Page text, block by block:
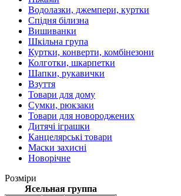
Водолазки, джемпери, куртки
Спідня білизна
Вишиванки
Шкільна група
Куртки, конверти, комбінезони
Колготки, шкарпетки
Шапки, рукавички
Взуття
Товари для дому
Сумки, рюкзаки
Товари для новороджених
Дитячі іграшки
Канцелярські товари
Маски захисні
Новорічне
Розміри
Ясельная группа